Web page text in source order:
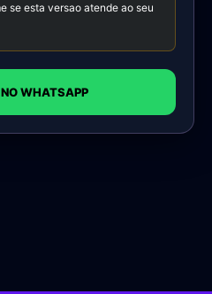
se esta versao atende ao seu
WHATSAPP